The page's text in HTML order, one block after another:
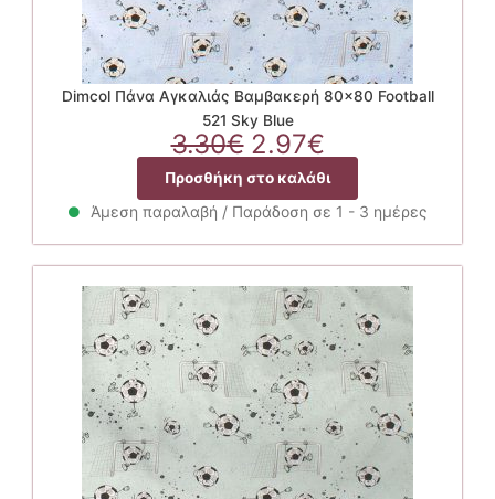
Dimcol Πάνα Αγκαλιάς Βαμβακερή 80×80 Football
521 Sky Blue
3.30€ Original
price
was:
3.30€.
2.97€Η
τρέχουσα
τιμή
είναι:
2.97€.
Προσθήκη στο καλάθι
Άμεση παραλαβή / Παράδοση σε 1 - 3 ημέρες